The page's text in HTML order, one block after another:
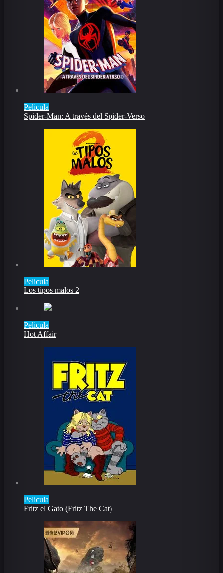
Pelicula
Spider-Man: A través del Spider-Verso
Pelicula
Los tipos malos 2
Pelicula
Hot Affair
Pelicula
Fritz el Gato (Fritz The Cat)